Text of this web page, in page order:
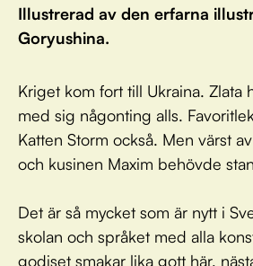
Illustrerad av den erfarna
Goryushina.
Kriget kom fort till Ukraina. Zlata
med sig någonting alls.
Katten Storm också. Men värst
och kusinen Maxim behövde
Det är så mycket som är nytt i
skolan och språket med alla
godiset smakar lika gott här,